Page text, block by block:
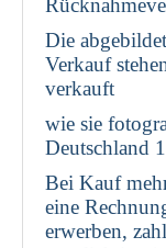
Die
Verkauf
verkauft
wie sie
Deutschland
Bei Kauf
eine
erwerben,